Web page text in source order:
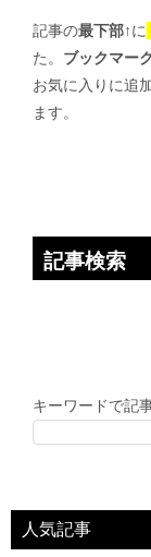
記事の最下部↑に
た。 ブックマーク
お気に入りに追
ます。
記事検索
キーワードで記
人気記事